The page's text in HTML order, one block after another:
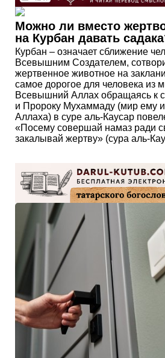
Можно ли вместо
на Курбан давать
Курбан – означает сближение
Всевышним Создателем,
жертвенное животное на
самое дорогое для человека из
Всевышний Аллах обращаясь к
и Пророку Мухаммаду (мир ему
Аллаха) в суре аль-Каусар
«Посему совершай намаз ради
закалывай жертву» (сура аль-